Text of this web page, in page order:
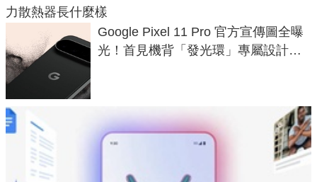
力散熱器長什麼樣
Google Pixel 11 Pro 官方宣傳圖全曝
光！首見機背「發光環」專屬設計、